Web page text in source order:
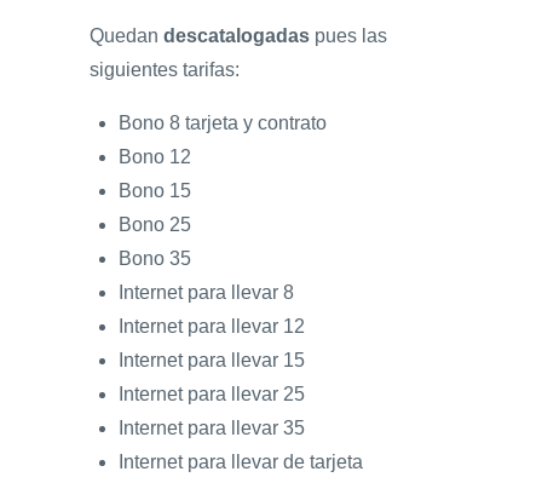
Quedan descatalogadas pues las
siguientes tarifas:
Bono 8 tarjeta y contrato
Bono 12
Bono 15
Bono 25
Bono 35
Internet para llevar 8
Internet para llevar 12
Internet para llevar 15
Internet para llevar 25
Internet para llevar 35
Internet para llevar de tarjeta